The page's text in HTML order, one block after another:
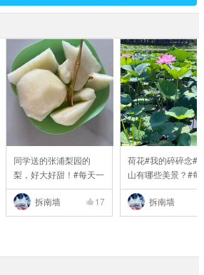
同学送的张浦梨园的
梨，好大好甜！#每天一
..
拆南墙
17
荷花#我的碎碎念
山有哪些美景？#每
拆南墙